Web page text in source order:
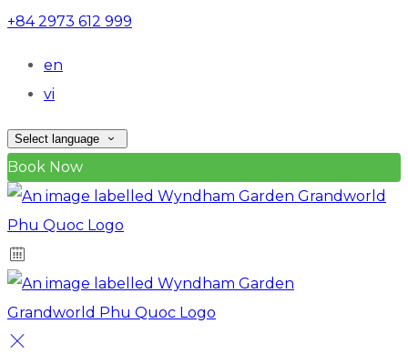
+84 2973 612 999
en
vi
Select language
Book Now